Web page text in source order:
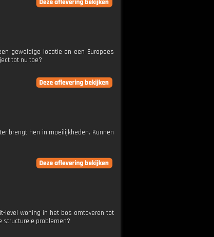
geweldige locatie en een Europees
tot nu toe?
brengt hen in moeilijkheden. Kunnen
level woning in het bos omtoveren tot
structurele problemen?